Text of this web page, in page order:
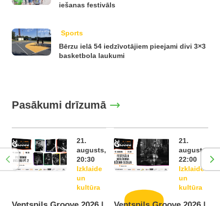
iešanas festivāls
Sports
Bērzu ielā 54 iedzīvotājiem pieejami divi 3×3
basketbola laukumi
Pasākumi drīzumā
21.
augusts,
20:30
Izklaide
un
kultūra
21.
augusts,
22:00
Izklaide
un
kultūra